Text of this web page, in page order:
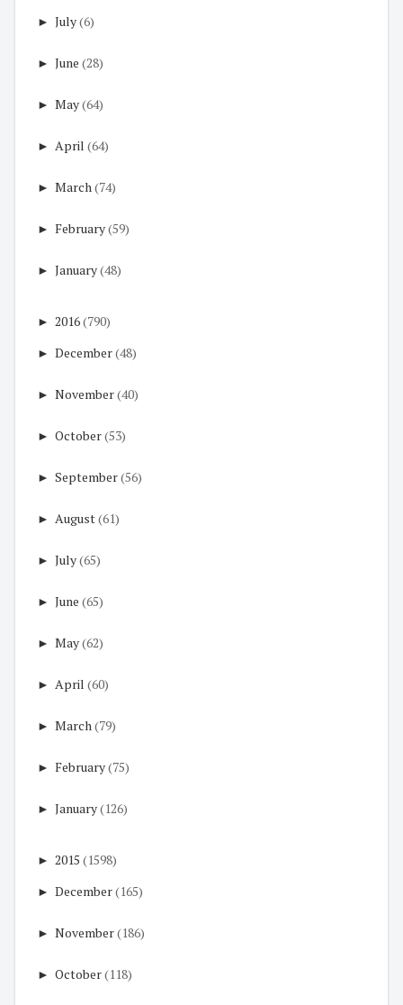
► July(6)
► June (28)
► May(64)
► April (64)
► March(74)
► February(59)
► January(48)
► 2016(790)
► December(48)
► November(40)
► October(53)
► September(56)
► August(61)
► July(65)
► June (65)
► May(62)
► April (60)
► March(79)
► February(75)
► January(126)
► 2015 (1598)
► December(165)
► November(186)
► October(118)